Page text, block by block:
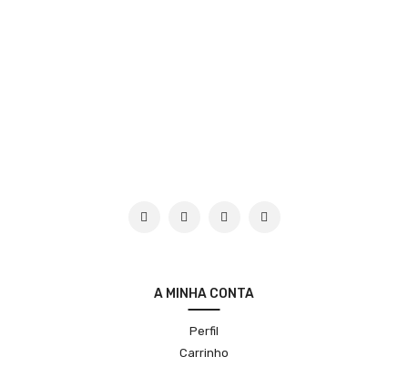
A MINHA CONTA
Perfil
Carrinho